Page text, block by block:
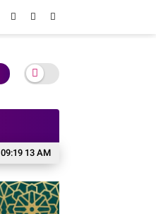
09:19 14 AM
Deteksi Dini Gangguan Keamanan